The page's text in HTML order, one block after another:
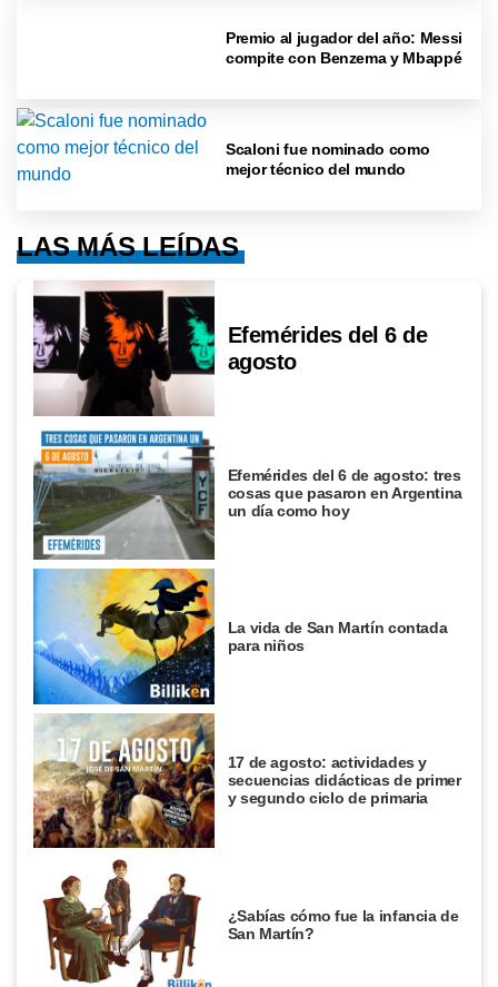
Premio al jugador del año: Messi
compite con Benzema y Mbappé
Scaloni fue nominado como
mejor técnico del mundo
LAS MÁS LEÍDAS
Efemérides del 6 de
agosto
Efemérides del 6 de agosto: tres
cosas que pasaron en Argentina
un día como hoy
La vida de San Martín contada
para niños
17 de agosto: actividades y
secuencias didácticas de primer
y segundo ciclo de primaria
¿Sabías cómo fue la infancia de
San Martín?